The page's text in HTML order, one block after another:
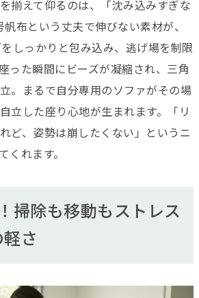
揃えて仰るのは、「沈み込みすぎな
布という丈夫で伸びない素材が、
しっかりと包み込み、逃げ場を制限
った瞬間にビーズが凝縮され、三角
。まるで自分専用のソファがその場
立した座り心地が生まれます。「リ
ど、姿勢は崩したくない」というニ
くれます。
掃除も移動もストレス
さ